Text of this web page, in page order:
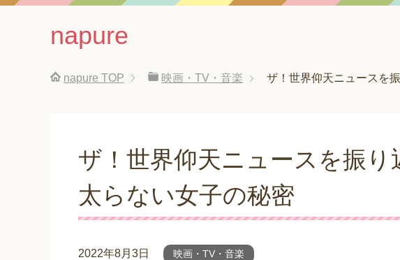
napure
napure TOP 映画・TV・音楽 ザ！世界仰天ニュースを
ザ！世界仰天ニュースを振
太らない女子の秘密
2022年8月3日 映画・TV・音楽